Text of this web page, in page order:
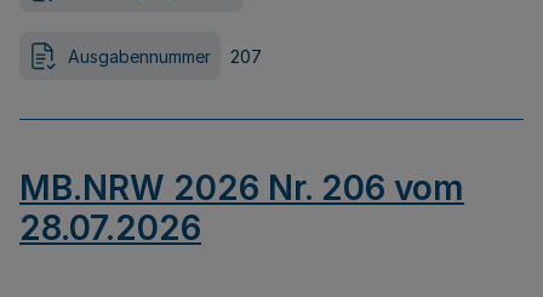
Ausgabennummer 207
MB.NRW 2026 Nr. 206 vom
28.07.2026